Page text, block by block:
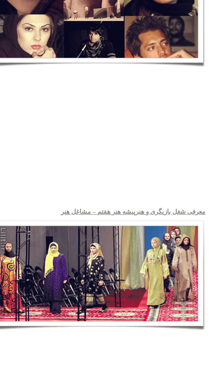
معرفی شغل بازیگری و هنرپیشه هنر هفتم – مشاغل هنر